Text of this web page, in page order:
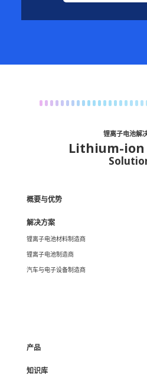
锂离子电池解
Lithium-
概要与优势
解决方案
锂离子电池材料制造商
锂离子电池制造商
汽车与电子设备制造商
产品
知识库